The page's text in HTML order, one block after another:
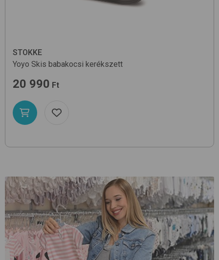
STOKKE
Yoyo Skis babakocsi kerékszett
20 990 Ft